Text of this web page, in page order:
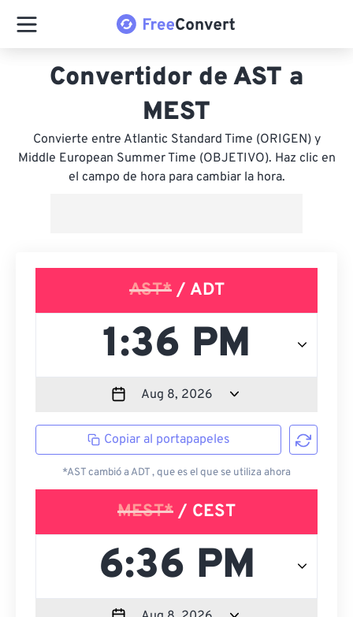
Convertidor de AST a
MEST
Convierte entre Atlantic Standard Time (ORIGEN) y
Middle European Summer Time (OBJETIVO). Haz clic en
el campo de hora para cambiar la hora.
AST*/ ADT
Copiar al portapapeles
*AST cambió a ADT , que es el que se utiliza ahora
MEST* / CEST